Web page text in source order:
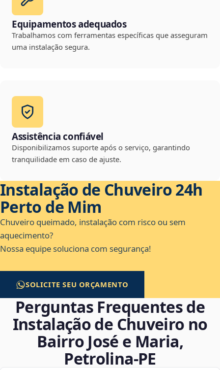
Equipamentos adequados
Trabalhamos com ferramentas específicas que asseguram
uma instalação segura.
Assistência confiável
Disponibilizamos suporte após o serviço, garantindo
tranquilidade em caso de ajuste.
Instalação de Chuveiro 24h
Perto de Mim
Chuveiro queimado, instalação com risco ou sem
aquecimento?
Nossa equipe soluciona com segurança!
SOLICITE SEU ORÇAMENTO
Perguntas Frequentes de
Instalação de Chuveiro no
Bairro José e Maria,
Petrolina‑PE